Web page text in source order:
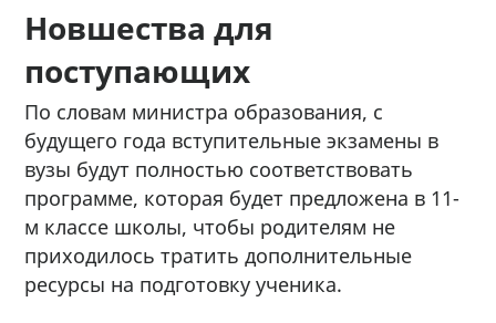
Новшества для
поступающих
По словам министра образования, с
будущего года вступительные экзамены в
вузы будут полностью соответствовать
программе, которая будет предложена в 11-
м классе школы, чтобы родителям не
приходилось тратить дополнительные
ресурсы на подготовку ученика.